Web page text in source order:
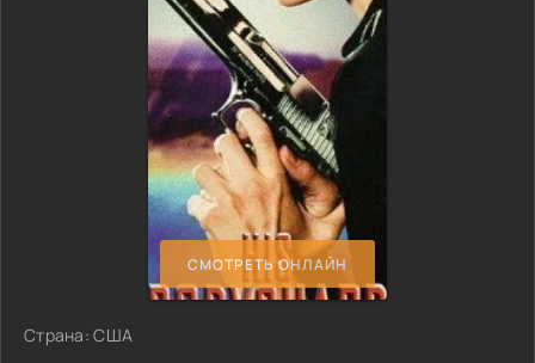
СМОТРЕТЬ ОНЛАЙН
Страна: США